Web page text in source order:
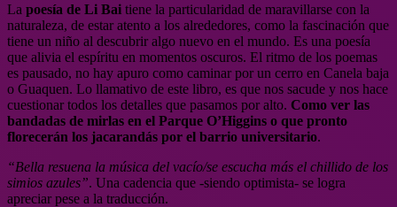
La poesía de Li Bai tiene la particularidad de maravillarse con la
naturaleza, de estar atento a los alrededores, como la fascinación que
tiene un niño al descubrir algo nuevo en el mundo. Es una poesía
que alivia el espíritu en momentos oscuros. El ritmo de los poemas
es pausado, no hay apuro como caminar por un cerro en Canela baja
o Guaquen. Lo llamativo de este libro, es que nos sacude y nos hace
cuestionar todos los detalles que pasamos por alto. Como ver las
bandadas de mirlas en el Parque O’Higgins o que pronto
florecerán los jacarandás por el barrio universitario.
“Bella resuena la música del vacío/se escucha más el chillido de los
simios azules”. Una cadencia que -siendo optimista- se logra
apreciar pese a la traducción.